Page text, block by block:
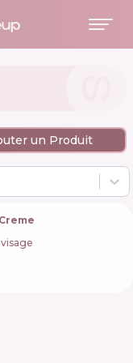
un Produit